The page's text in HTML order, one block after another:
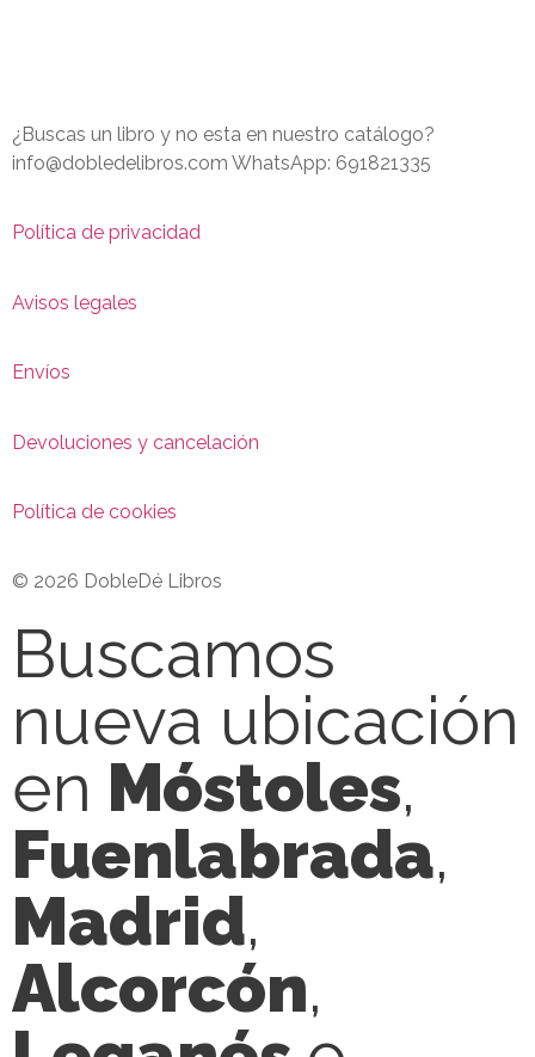
¿Buscas un libro y no esta en nuestro catálogo?
info@dobledelibros.com WhatsApp: 691821335
Política de privacidad
Avisos legales
Envíos
Devoluciones y cancelación
Política de cookies
© 2026 DobleDé Libros
Buscamos
nueva ubicación
en Móstoles,
Fuenlabrada,
Madrid,
Alcorcón,